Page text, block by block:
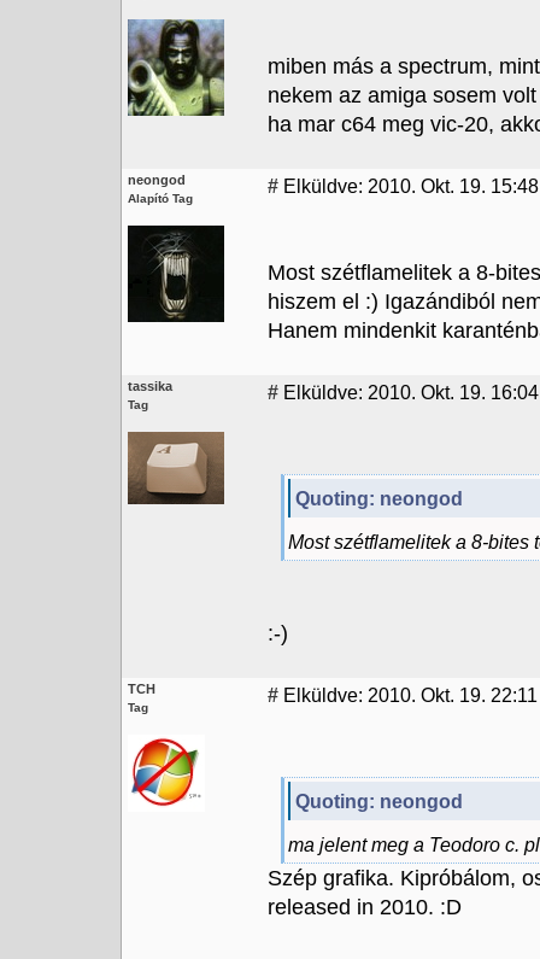
miben más a spectrum,
nekem az amiga sosem
ha mar c64 meg vic-20,
neongod
Alapító Tag
# Elküldve: 2010. Okt. 19.
Most szétflamelitek a 8-
hiszem el :) Igazándiból
Hanem mindenkit
tassika
Tag
# Elküldve: 2010. Okt. 19. 16:04
Quoting: neongod
Most szétflamelitek a 8-bites
:-)
TCH
Tag
# Elküldve: 2010. Okt. 19.
Quoting: neongod
ma jelent meg a Teodoro c.
Szép grafika. Kipróbálom,
released in 2010. :D